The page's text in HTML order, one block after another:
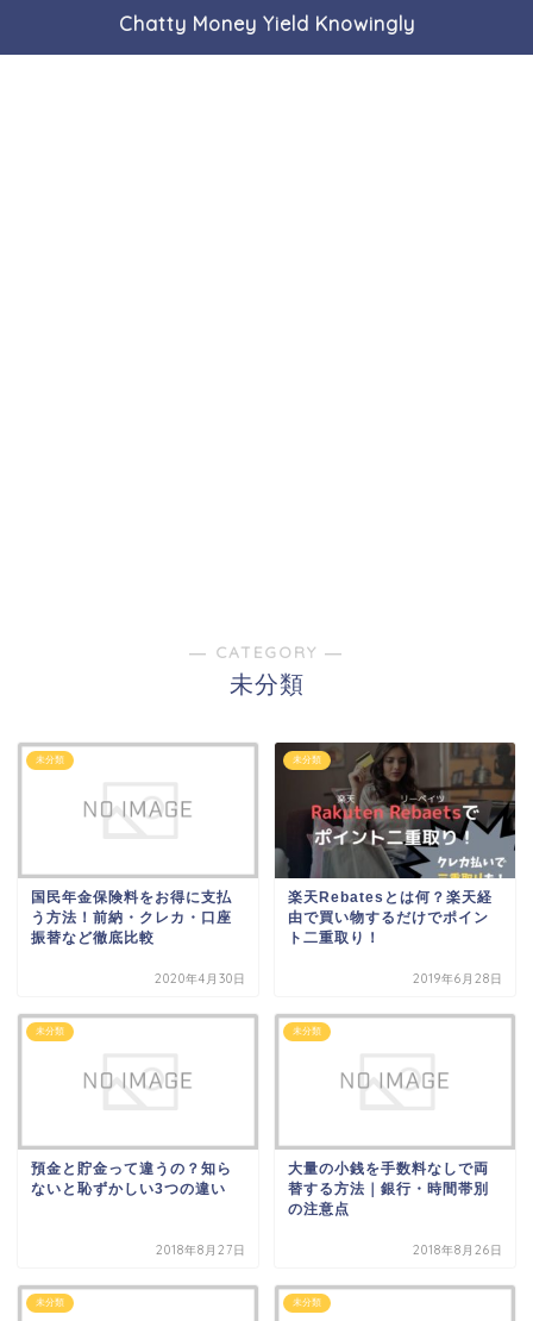
Chatty Money Yield Knowingly
― CATEGORY ―
未分類
未分類
国民年金保険料をお得に支払
う方法！前納・クレカ・口座
振替など徹底比較
2020年4月30日
未分類
楽天Rebatesとは何？楽天経
由で買い物するだけでポイン
ト二重取り！
2019年6月28日
未分類
預金と貯金って違うの？知ら
ないと恥ずかしい3つの違い
2018年8月27日
未分類
大量の小銭を手数料なしで両
替する方法｜銀行・時間帯別
の注意点
2018年8月26日
未分類 未分類